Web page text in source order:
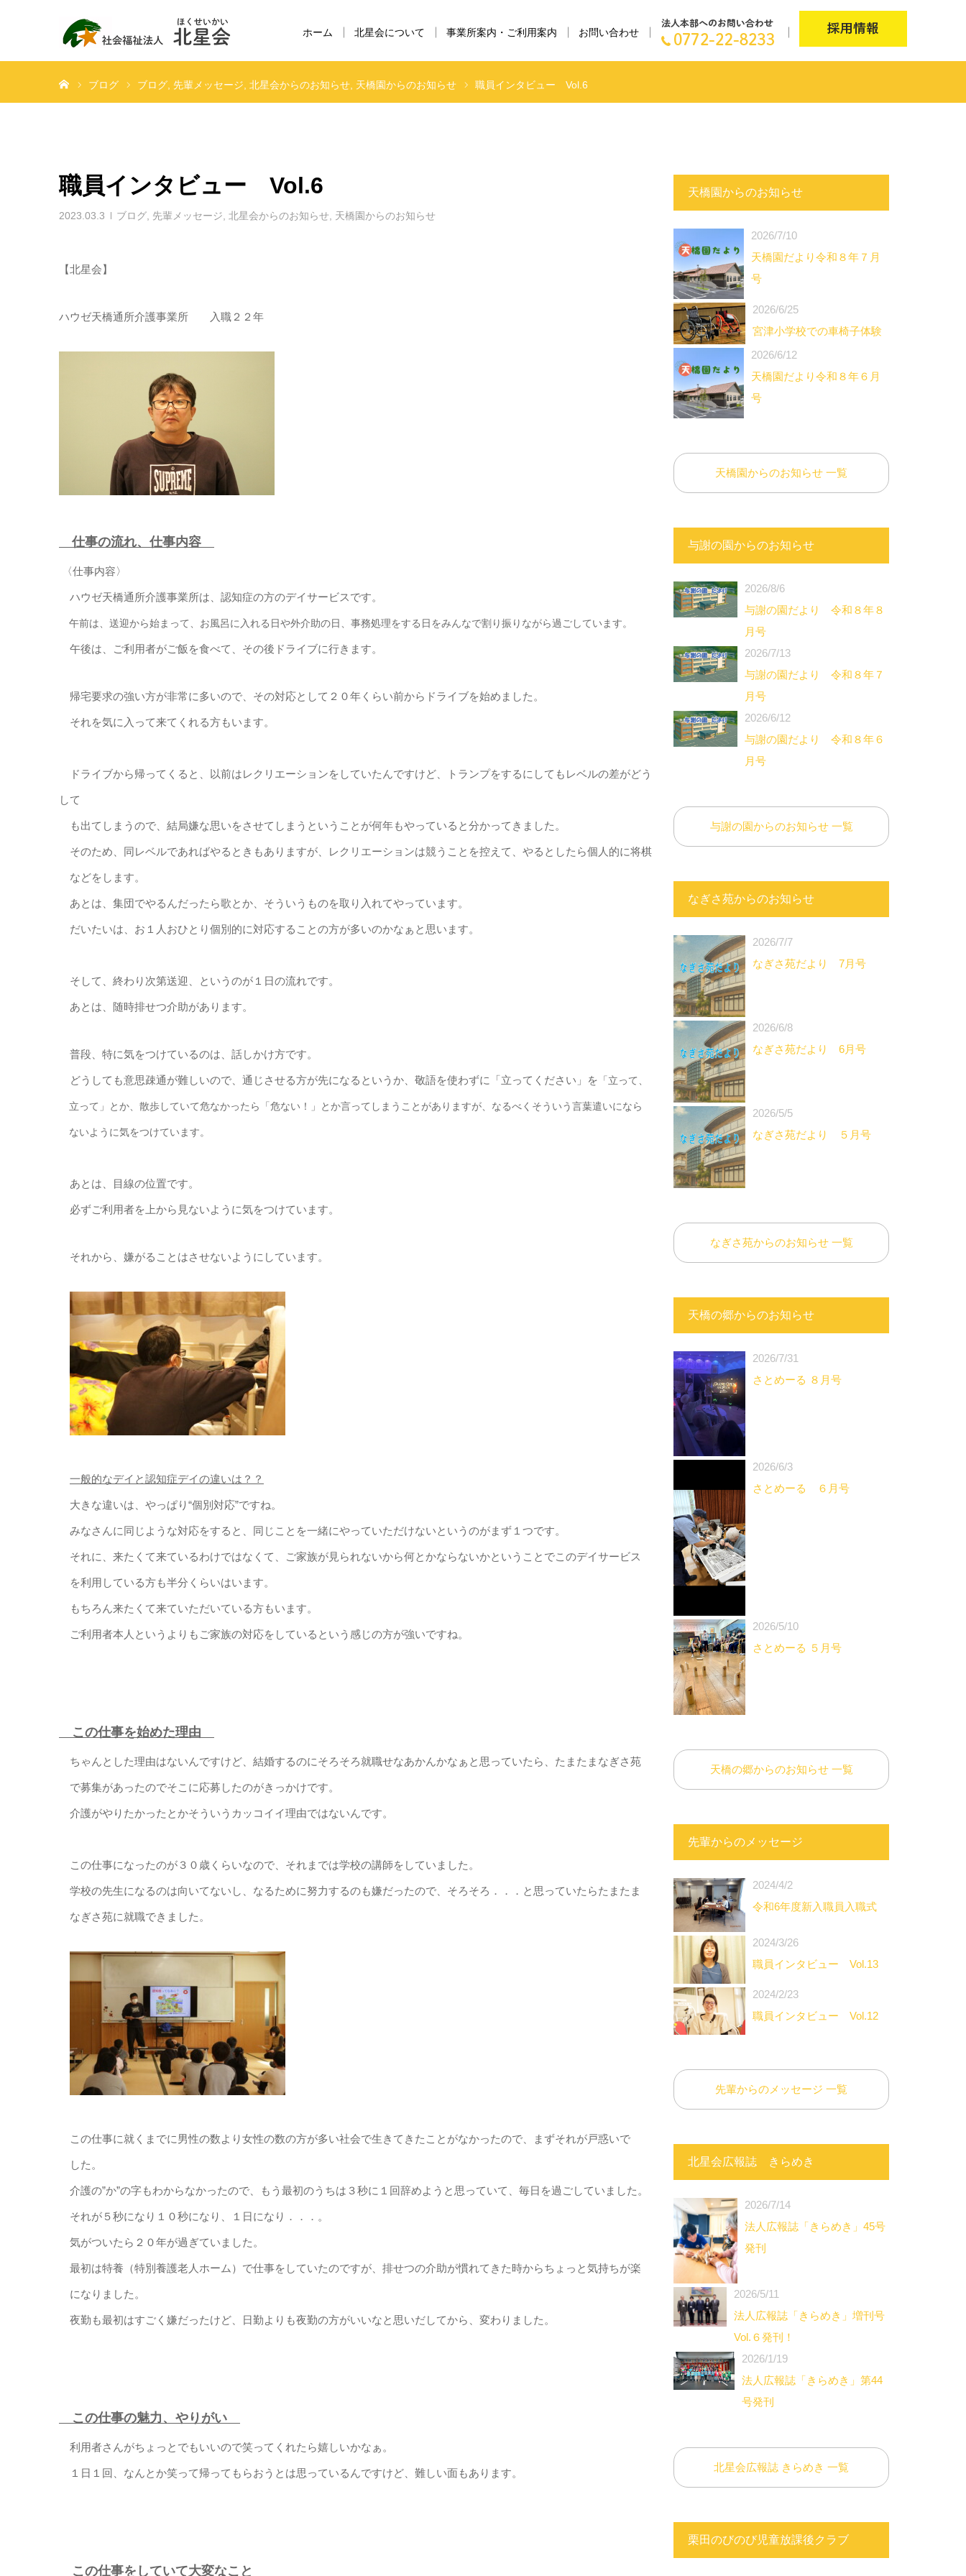
ホーム 北星会について 事業所案内・ご利用案内 お問い合わせ
ブログ ブログ 先輩メッセージ 北星会からのお知らせ 天橋園からのお知らせ 職員インタビュー Vol.6
職員インタビュー Vol.6
2023.03.3 ブログ 先輩メッセージ 北星会からのお知らせ 天橋園からのお知らせ
【北星会】
ハウゼ天橋通所介護事業所 入職２２年
仕事の流れ、仕事内容
〈仕事内容〉
ハウゼ天橋通所介護事業所は、認知症の方のデイサービスです。
午前は、 送迎から始まって、お風呂に入れる日や外介助の日、事務処理をする日をみんなで割り振りながら過ごしています。
午後は、ご利用者がご飯を食べて、その後ドライブに行きます。
帰宅要求の強い方が非常に多いので、その対応として２０年くらい前からドライブを始めました。
それを気に入って来てくれる方もいます。
ドライブから帰ってくると、以前はレクリエーションをしていたんですけど、トランプをするにしてもレベルの差がどう
して
も出てしまうので、結局嫌な思いをさせてしまうということが何年もやっていると分かってきました。
そのため、同レベルであればやるときもありますが、レクリエーションは競うことを控えて、やるとしたら個人的に将棋
などをします。
あとは、集団でやるんだったら歌とか、そういうものを取り入れてやっています。
だいたいは、お１人おひとり個別的に対応することの方が多いのかなぁと思います。
そして、終わり次第送迎、というのが１日の流れです。
あとは、随時排せつ介助があります。
普段、特に気をつけているのは、話しかけ方です。
どうしても意思疎通が難しいので、通じさせる方が先になるというか、敬語を使わずに「立ってください」を 「立って、
立って」とか、 散歩していて危なかったら「危ない！」とか言ってしまうことがありますが、 なるべくそういう言葉遣いになら
ないように気をつけています。
あとは、目線の位置です。
必ずご利用者を上から見ないように気をつけています。
それから、嫌がることはさせないようにしています。
一般的なデイと認知症デイの違いは？？
大きな違いは、やっぱり“個別対応”ですね。
みなさんに同じような対応をすると、同じことを一緒にやっていただけないというのがまず１つです。
それに、来たくて来ているわけではなくて、ご家族が見られないから何とかならないかということでこのデイサービス
を利用している方も半分くらいはいます。
もちろん来たくて来ていただいている方もいます。
ご利用者本人というよりもご家族の対応をしているという感じの方が強いですね。
この仕事を始めた理由
ちゃんとした理由はないんですけど、結婚するのにそろそろ就職せなあかんかなぁと思っていたら、たまたまなぎさ苑
で募集があったのでそこに応募したのがきっかけです。
介護がやりたかったとかそういうカッコイイ理由ではないんです。
この仕事になったのが３０歳くらいなので、それまでは学校の講師をしていました。
学校の先生になるのは向いてないし、なるために努力するのも嫌だったので、そろそろ．．．と思っていたらたまたま
なぎさ苑に就職できました。
この仕事に就くまでに男性の数より女性の数の方が多い社会で生きてきたことがなかったので、まずそれが戸惑いで
した。
介護の”か”の字もわからなかったので、もう最初のうちは３秒に１回辞めようと思っていて、毎日を過ごしていました。
それが５秒になり１０秒になり、１日になり．．．。
気がついたら２０年が過ぎていました。
最初は特養（特別養護老人ホーム）で仕事をしていたのですが、排せつの介助が慣れてきた時からちょっと気持ちが楽
になりました。
夜勤も最初はすごく嫌だったけど、日勤よりも夜勤の方がいいなと思いだしてから、変わりました。
この仕事の魅力、やりがい
利用者さんがちょっとでもいいので笑ってくれたら嬉しいかなぁ。
１日１回、なんとか笑って帰ってもらおうとは思っているんですけど、難しい面もあります。
この仕事をしていて大変なこと
天橋園からのお知らせ
2026/7/10
天橋園だより令和８年７月
号
2026/6/25
宮津小学校での車椅子体験
2026/6/12
天橋園だより令和８年６月
号
天橋園からのお知らせ 一覧
与謝の園からのお知らせ
2026/8/6
与謝の園だより 令和８年８
月号
2026/7/13
与謝の園だより 令和８年７
月号
2026/6/12
与謝の園だより 令和８年６
月号
与謝の園からのお知らせ 一覧
なぎさ苑からのお知らせ
2026/7/7
なぎさ苑だより 7月号
2026/6/8
なぎさ苑だより 6月号
2026/5/5
なぎさ苑だより ５月号
なぎさ苑からのお知らせ 一覧
天橋の郷からのお知らせ
2026/7/31
さとめーる ８月号
2026/6/3
さとめーる ６月号
2026/5/10
さとめーる ５月号
天橋の郷からのお知らせ 一覧
先輩からのメッセージ
2024/4/2
令和6年度新入職員入職式
2024/3/26
職員インタビュー Vol.13
2024/2/23
職員インタビュー Vol.12
先輩からのメッセージ 一覧
北星会広報誌 きらめき
2026/7/14
法人広報誌「きらめき」45号
発刊
2026/5/11
法人広報誌「きらめき」増刊号
Vol.６発刊！
2026/1/19
法人広報誌「きらめき」第44
号発刊
北星会広報誌 きらめき 一覧
栗田のびのび児童放課後クラブ